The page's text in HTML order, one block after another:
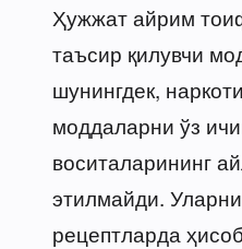
Ҳужжат айрим
таъсир қилувчи
шунингдек,
моддаларни ўз
воситаларининг
этилмайди.
рецептларда